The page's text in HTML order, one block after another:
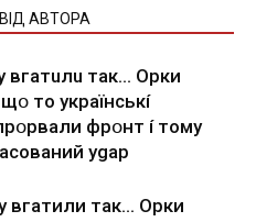
АВТОРА
вгaтuлu тaк… Opки
тo yкpaїнcькí
фpօнт í тoмy
ygap
вгaтили тaк… Opки